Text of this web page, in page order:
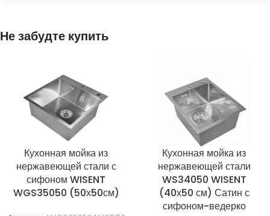
Не забудте купить
Кухонная мойка из
нержавеющей стали с
сифоном WISENT
WGS35050 (50х50см)
Кухонная мойка из
нержавеющей стали
WS34050 WISENT
(40х50 см) Сатин с
сифоном-ведерко